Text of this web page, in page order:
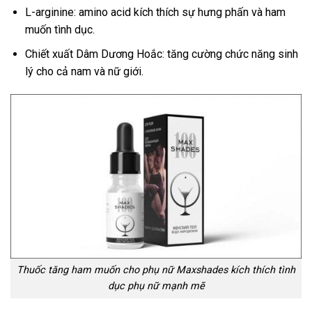
L-arginine: amino acid kích thích sự hưng phấn và ham
muốn tình dục.
Chiết xuất Dâm Dương Hoắc: tăng cường chức năng sinh
lý cho cả nam và nữ giới.
Thuốc tăng ham muốn cho phụ nữ Maxshades kích thích tình
dục phụ nữ mạnh mẽ